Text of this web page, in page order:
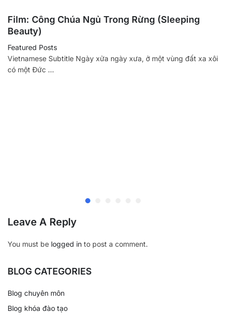
Film: Công Chúa Ngủ Trong Rừng (Sleeping
Beauty)
Featured Posts
Vietnamese Subtitle Ngày xửa ngày xưa, ở một vùng đất xa xôi
có một Đức …
Leave A Reply
You must be logged in to post a comment.
BLOG CATEGORIES
Blog chuyên môn
Blog khóa đào tạo